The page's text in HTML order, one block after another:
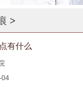
>
有什么
04